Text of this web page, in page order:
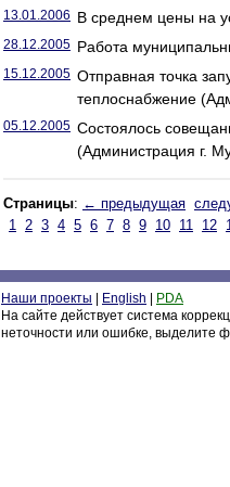
13.01.2006 В среднем цены на
28.12.2005 Работа
15.12.2005 Отправная точка
теплоснабжение
05.12.2005 Состоялось
(Администрация г.
Страницы: ← предыдущая
1 2 3 4 5 6 7 8 9 10 11 12
Наши проекты English
PDA
На сайте действует система
неточности или ошибке, выделите